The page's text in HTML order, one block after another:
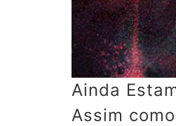
Ainda
Assim